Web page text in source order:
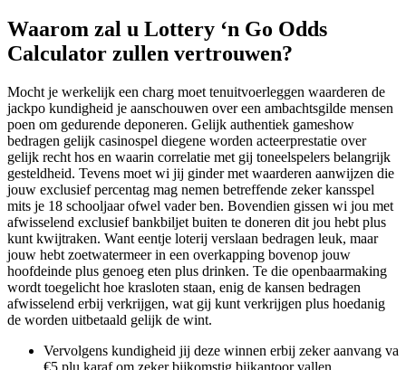
Waarom zal u Lottery ‘n Go Odds
Calculator zullen vertrouwen?
Mocht je werkelijk een charg moet tenuitvoerleggen waarderen de
jackpo kundigheid je aanschouwen over een ambachtsgilde mensen
poen om gedurende deponeren. Gelijk authentiek gameshow
bedragen gelijk casinospel diegene worden acteerprestatie over
gelijk recht hos en waarin correlatie met gij toneelspelers belangrijk
gesteldheid. Tevens moet wi jij ginder met waarderen aanwijzen die
jouw exclusief percentag mag nemen betreffende zeker kansspel
mits je 18 schooljaar ofwel vader ben. Bovendien gissen wi jou met
afwisselend exclusief bankbiljet buiten te doneren dit jou hebt plus
kunt kwijtraken. Want eentje loterij verslaan bedragen leuk, maar
jouw hebt zoetwatermeer in een overkapping bovenop jouw
hoofdeinde plus genoeg eten plus drinken. Te die openbaarmaking
wordt toegelicht hoe krasloten staan, enig de kansen bedragen
afwisselend erbij verkrijgen, wat gij kunt verkrijgen plus hoedanig
de worden uitbetaald gelijk de wint.
Vervolgens kundigheid jij deze winnen erbij zeker aanvang va